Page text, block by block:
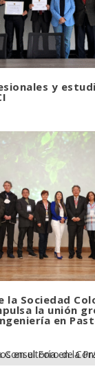
y
la Sociedad
la unión
en